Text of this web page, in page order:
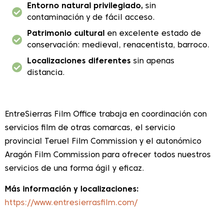
Entorno natural privilegiado, sin
contaminación y de fácil acceso.
Patrimonio cultural
en excelente estado de
conservación: medieval, renacentista, barroco.
Localizaciones diferentessin apenas
distancia.
EntreSierras Film Office trabaja en coordinación con
servicios film de otras comarcas, el servicio
provincial Teruel Film Commission y el autonómico
Aragón Film Commission para ofrecer todos nuestros
servicios de una forma ágil y eficaz.
Más información y localizaciones:
https://www.entresierrasfilm.com/